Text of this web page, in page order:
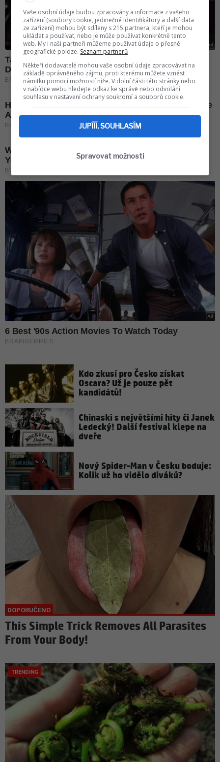
Kdo zkusí pro Česko získat
Oscara? Už je pouze pět
kandidátů!
Chinaski s největšími hity či Janek
Ledecký! Další festival klepe na
dveře
Nový Spider-Man v Česku boduje:
Kolik už ho vidělo diváků?
This Simple Trick Removes All Parasites
From Your Body!
Vaše osobní údaje budou zpracovány a informace z vašeho
zařízení (soubory cookie, jedinečné identifikátory a další data
ze zařízení) mohou být sdíleny s 215 partnera, kteří je mohou
ukládat a používat, nebo je může používat konkrétně tento
web. My i naši partneři můžeme používat údaje o přesné
geografické poloze. Seznam partnerů
Někteří dodavatelé mohou vaše osobní údaje zpracovávat na
základě oprávněného zájmu, proti kterému můžete vznést
námitku pomocí možností níže. V dolní části této stránky nebo
v nabídce webu hledejte odkaz ke správě nebo odvolání
souhlasu v nastavení ochrany soukromí a souborů cookie.
JUPÍÍÍ, SOUHLASÍM
Spravovat možnosti